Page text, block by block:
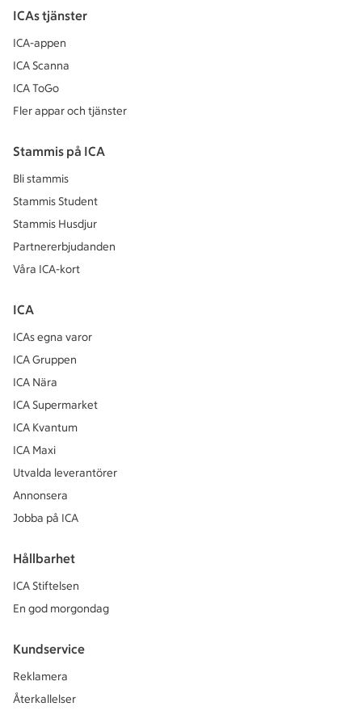
ICAs tjänster
ICA-appen
ICA Scanna
ICA ToGo
Fler appar och tjänster
Stammis på ICA
Bli stammis
Stammis Student
Stammis Husdjur
Partnererbjudanden
Våra ICA-kort
ICA
ICAs egna varor
ICA Gruppen
ICA Nära
ICA Supermarket
ICA Kvantum
ICA Maxi
Utvalda leverantörer
Annonsera
Jobba på ICA
Hållbarhet
ICA Stiftelsen
En god morgondag
Kundservice
Reklamera
Återkallelser